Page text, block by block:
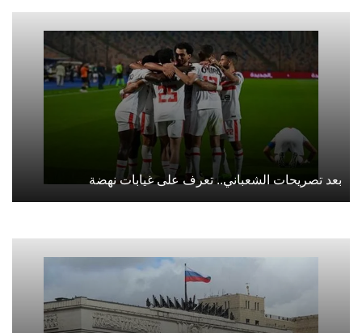
بعد تصريحات الشعباني.. تعرف على غيابات نهضة